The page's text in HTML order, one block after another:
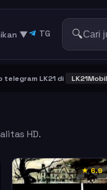
▼ TG 🔍
LK21 di LK21Mobile .
HD.
★ 6.9